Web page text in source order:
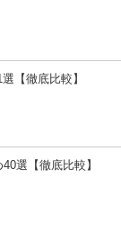
【徹底比較】
選【徹底比較】